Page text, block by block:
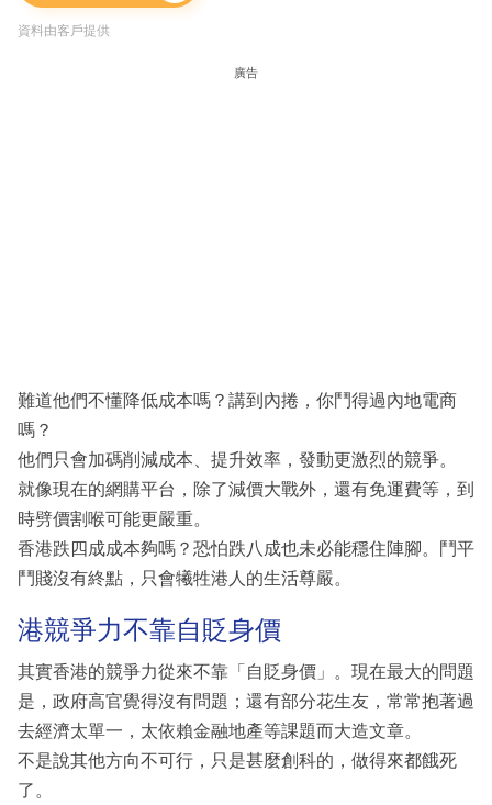
資料由客戶提供
廣告
難道他們不懂降低成本嗎？講到內捲，你鬥得過內地電商
嗎？
他們只會加碼削減成本、提升效率，發動更激烈的競爭。
就像現在的網購平台，除了減價大戰外，還有免運費等，到
時劈價割喉可能更嚴重。
香港跌四成成本夠嗎？恐怕跌八成也未必能穩住陣腳。鬥平
鬥賤沒有終點，只會犧牲港人的生活尊嚴。
港競爭力不靠自貶身價
其實香港的競爭力從來不靠「自貶身價」。現在最大的問題
是，政府高官覺得沒有問題；還有部分花生友，常常抱著過
去經濟太單一，太依賴金融地產等課題而大造文章。
不是說其他方向不可行，只是甚麼創科的，做得來都餓死
了。